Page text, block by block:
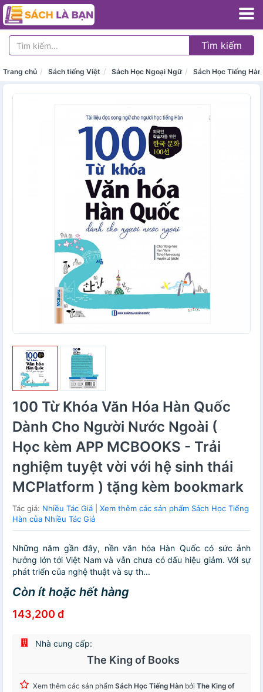
Tìm kiếm
Trang chủ Sách tiếng Việt Sách Học Ngoại Ngữ Sách Học Tiếng Hàn
100 Từ Khóa Văn Hóa Hàn Quốc
Dành Cho Người Nước Ngoài (
Học kèm APP MCBOOKS - Trải
nghiệm tuyệt vời với hệ sinh thái
MCPlatform ) tặng kèm bookmark
Tác giả: Nhiều Tác Giả
Xem thêm các sản phẩm Sách Học Tiếng
Hàn của Nhiều Tác Giả
Những năm gần đây, nền văn hóa Hàn Quốc có sức ảnh
hưởng lớn tới Việt Nam và vẫn chưa có dấu hiệu giảm. Với sự
phát triển của nghệ thuật và sự th...
Còn ít hoặc hết hàng
143,200 đ
Nhà cung cấp:
The King of Books
Xem thêm các sản phẩm Sách Học Tiếng Hàn bởi The King of